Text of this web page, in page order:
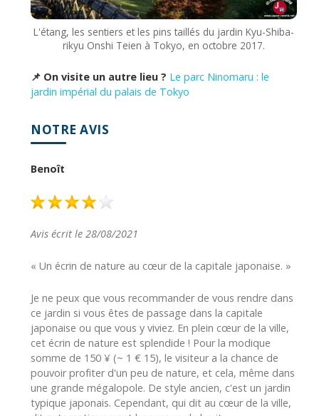
L'étang, les sentiers et les pins taillés du jardin Kyu-Shiba-
rikyu Onshi Teien à Tokyo, en octobre 2017.
📌 On visite un autre lieu ? Le parc Ninomaru : le
jardin impérial du palais de Tokyo
NOTRE AVIS
Benoît
Avis écrit le 28/08/2021
« Un écrin de nature au cœur de la capitale japonaise. »
Je ne peux que vous recommander de vous rendre dans
ce jardin si vous êtes de passage dans la capitale
japonaise ou que vous y viviez. En plein cœur de la ville,
cet écrin de nature est splendide ! Pour la modique
somme de 150 ¥ (~ 1 € 15), le visiteur a la chance de
pouvoir profiter d'un peu de nature, et cela, même dans
une grande mégalopole. De style ancien, c'est un jardin
typique japonais. Cependant, qui dit au cœur de la ville,